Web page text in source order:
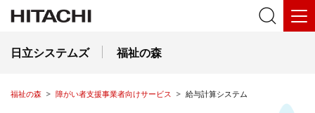
日立システムズ 福祉の森
福祉の森 障がい者支援事業者向けサービス 給与計算システム